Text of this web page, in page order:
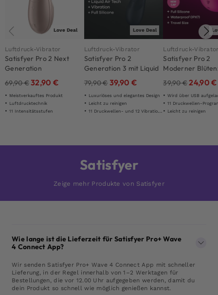
Love Deal
Luftdruck-Vibrator
Satisfyer Pro 2 Next
Generation
69,90€32,90 €
Meistverkauftes Produkt
Luftdrucktechnik
11 Intensitätsstufen
Love Deal
Luftdruck-Vibrator
Satisfyer Pro 2
Generation 3 mit Liquid
Air Schwarz
79,90€39,90 €
Luxuriöses und elegantes Design
Leicht zu reinigen
11 Druckwellen- und 12 Vibrationseinstellungen
Luftdruck-
Satisfyer Pro 2
Moderner
39,90€24,90€
Wird über USB
11 Druckwellen-
Leicht zu reinigen
Satisfyer
Zeige mehr Produkte von Satisfyer
Wie lange ist die Lieferzeit für Satisfyer Pro+ Wave
4 Connect App?
Wir senden Satisfyer Pro+ Wave 4 Connect App mit schneller
Lieferung, in der Regel innerhalb von 1–2 Werktagen für
Bestellungen, die vor 12.00 Uhr aufgegeben werden, damit du
dein Produkt so schnell wie möglich genießen kannst.